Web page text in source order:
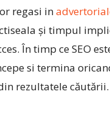
regasi in
și timpul
În timp ce SEO
si termina
rezultatele căutării.